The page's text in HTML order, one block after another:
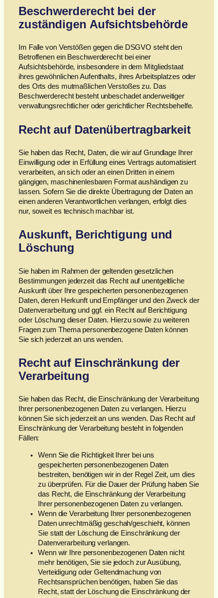
Beschwerde­recht bei der
zuständigen Aufsichts­behörde
Im Falle von Verstößen gegen die DSGVO steht den
Betroffenen ein Beschwerderecht bei einer
Aufsichtsbehörde, insbesondere in dem Mitgliedstaat
ihres gewöhnlichen Aufenthalts, ihres Arbeitsplatzes oder
des Orts des mutmaßlichen Verstoßes zu. Das
Beschwerderecht besteht unbeschadet anderweitiger
verwaltungsrechtlicher oder gerichtlicher Rechtsbehelfe.
Recht auf Daten­übertrag­barkeit
Sie haben das Recht, Daten, die wir auf Grundlage Ihrer
Einwilligung oder in Erfüllung eines Vertrags automatisiert
verarbeiten, an sich oder an einen Dritten in einem
gängigen, maschinenlesbaren Format aushändigen zu
lassen. Sofern Sie die direkte Übertragung der Daten an
einen anderen Verantwortlichen verlangen, erfolgt dies
nur, soweit es technisch machbar ist.
Auskunft, Berichtigung und
Löschung
Sie haben im Rahmen der geltenden gesetzlichen
Bestimmungen jederzeit das Recht auf unentgeltliche
Auskunft über Ihre gespeicherten personenbezogenen
Daten, deren Herkunft und Empfänger und den Zweck der
Datenverarbeitung und ggf. ein Recht auf Berichtigung
oder Löschung dieser Daten. Hierzu sowie zu weiteren
Fragen zum Thema personenbezogene Daten können
Sie sich jederzeit an uns wenden.
Recht auf Einschränkung der
Verarbeitung
Sie haben das Recht, die Einschränkung der Verarbeitung
Ihrer personenbezogenen Daten zu verlangen. Hierzu
können Sie sich jederzeit an uns wenden. Das Recht auf
Einschränkung der Verarbeitung besteht in folgenden
Fällen:
Wenn Sie die Richtigkeit Ihrer bei uns
gespeicherten personenbezogenen Daten
bestreiten, benötigen wir in der Regel Zeit, um dies
zu überprüfen. Für die Dauer der Prüfung haben Sie
das Recht, die Einschränkung der Verarbeitung
Ihrer personenbezogenen Daten zu verlangen.
Wenn die Verarbeitung Ihrer personenbezogenen
Daten unrechtmäßig geschah/geschieht, können
Sie statt der Löschung die Einschränkung der
Datenverarbeitung verlangen.
Wenn wir Ihre personenbezogenen Daten nicht
mehr benötigen, Sie sie jedoch zur Ausübung,
Verteidigung oder Geltendmachung von
Rechtsansprüchen benötigen, haben Sie das
Recht, statt der Löschung die Einschränkung der